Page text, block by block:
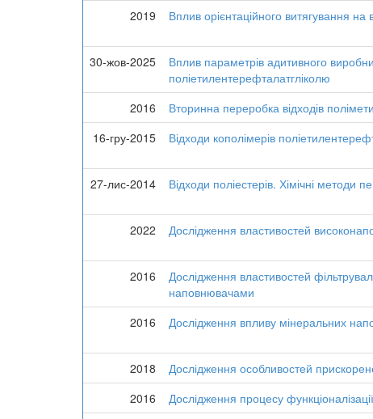
2019
Вплив орієнтаційного витягування
30-жов-2025
Вплив параметрів адитивного
поліетилентерефталатгліколю
2016 Вторинна переробка відходів
16-гру-2015
Відходи кополімерів
27-лис-2014
Відходи поліестерів. Хімічні методи
2022
Дослідження властивостей
2016
Дослідження властивостей
наповнювачами
2016 Дослідження впливу мінеральних
2018
Дослідження особливостей
2016
Дослідження процесу